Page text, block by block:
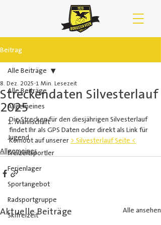
Beitrag
Alle Beiträge
Allgemeines
1. Mannschaft
Jugend
Freizeitsportler
Ferienlager
Sportangebot
Radsportgruppe
Skifreizeit
Alle Beiträge
Streckendaten Silvesterlauf
2025
8. Dez. 2025 1 Min. Lesezeit
Die Strecken für den diesjährigen Silvesterlauf
findet Ihr als GPS Daten oder direkt als Link für
Komoot auf unserer > Silvesterlauf Seite <
Allgemeines
Aktuelle Beiträge Alle ansehen